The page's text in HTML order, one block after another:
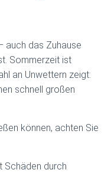
auch das Zuhause
Sommerzeit ist
an Unwettern zeigt:
schnell großen
können, achten Sie
Schäden durch